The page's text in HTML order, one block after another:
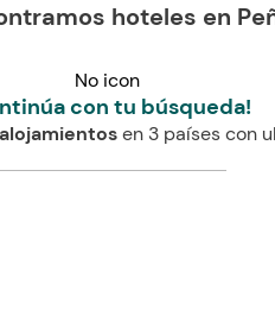
hoteles en
No icon
con tu búsqueda!
en 3 países con